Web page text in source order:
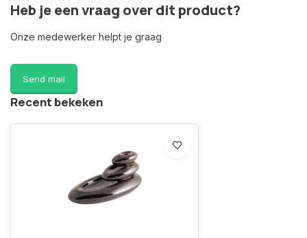
Heb je een vraag over dit product?
Onze medewerker helpt je graag
Send mail
Recent bekeken